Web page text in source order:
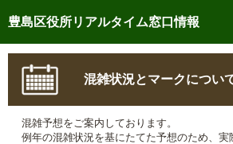
豊島区役所リアルタイム窓口情報
トップページへ
ご利用方法
事前予約
予約状況確認
混雑状況とマークについ
混雑予想をご案内しております。
例年の混雑状況を基にたてた予想のため、実